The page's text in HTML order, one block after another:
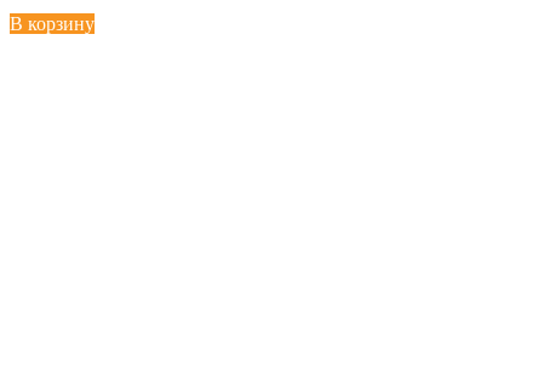
В корзину